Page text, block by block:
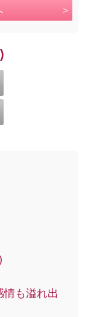
情も溢れ出